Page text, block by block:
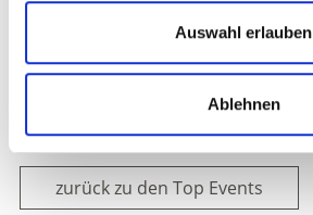
Auswahl erlauben
Ablehnen
39026 Prad am Stilfserjoch
office@prad.info
zurück zu den Top Events